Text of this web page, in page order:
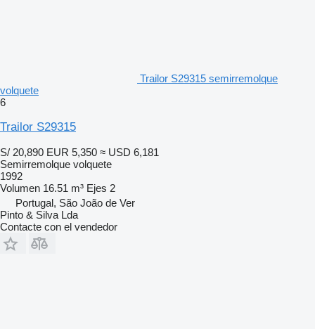
Trailor S29315 semirremolque
volquete
6
Trailor S29315
S/ 20,890 EUR 5,350 ≈ USD 6,181
Semirremolque volquete
1992
Volumen 16.51 m³ Ejes 2
Portugal, São João de Ver
Pinto & Silva Lda
Contacte con el vendedor